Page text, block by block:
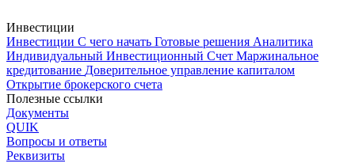
Инвестиции
Инвестиции С чего начать Готовые решения Аналитика
Индивидуальный Инвестиционный Счет Маржинальное
кредитование Доверительное управление капиталом
Открытие брокерского счета
Полезные ссылки
Документы
QUIK
Вопросы и ответы
Реквизиты